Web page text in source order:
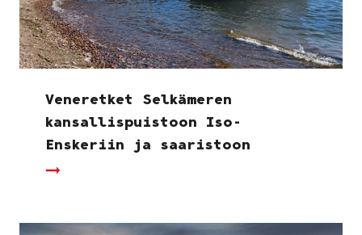
Veneretket Selkämeren
kansallispuistoon Iso-
Enskeriin ja saaristoon